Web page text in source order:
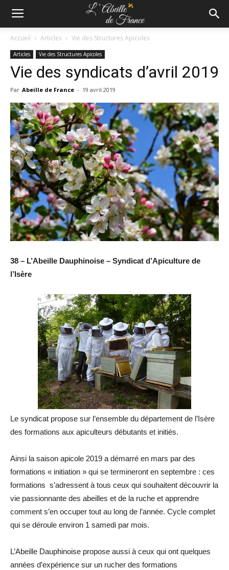
Accueil Articles Vie des Structures Apicoles
Articles Vie des Structures Apicoles
Vie des syndicats d’avril 2019
Par Abeille de France - 19 avril 2019
38 – L’Abeille Dauphinoise – Syndicat d’Apiculture de
l’Isère
Le syndicat propose sur l’ensemble du département de l’Isère
des formations aux apiculteurs débutants et initiés.
Ainsi la saison apicole 2019 a démarré en mars par des
formations « initiation » qui se termineront en septembre : ces
formations s’adressent à tous ceux qui souhaitent découvrir la
vie passionnante des abeilles et de la ruche et apprendre
comment s’en occuper tout au long de l’année. Cycle complet
qui se déroule environ 1 samedi par mois.
L’Abeille Dauphinoise propose aussi à ceux qui ont quelques
années d’expérience sur un rucher des formations